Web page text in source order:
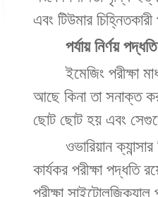
এবং টিউমার
পর্যায় নির্ণয় পদ্ধতি
ইমেজিং পরীক্ষা
আছে কিনা তা সনাক্ত
ছোট ছোট হয় এবং
ওভারিয়ান ক্যান্সার
কার্যকর পরীক্ষা পদ্ধতি
পরীক্ষা,সাইটোলজিক্যাল